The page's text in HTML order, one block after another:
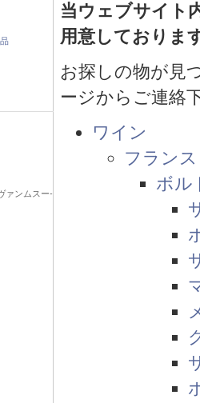
ァンムスー-
当ウェブサイト
用意しておりま
お探しの物が見
ージからご連絡
ワイン
フランス
ボル